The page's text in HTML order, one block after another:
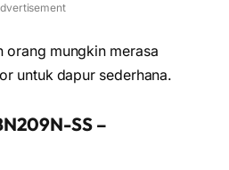
orang mungkin merasa
untuk dapur sederhana.
SS –